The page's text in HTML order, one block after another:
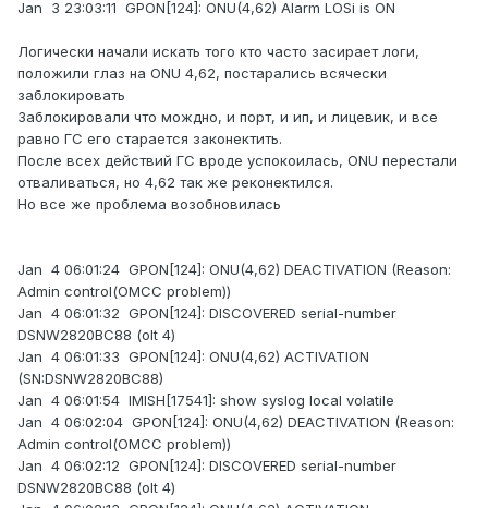
Jan 3 23:03:11 GPON[124]: ONU(4,62) Alarm LOSi is ON
Логически начали искать того кто часто засирает логи,
положили глаз на ONU 4,62, постарались всячески
заблокировать
Заблокировали что мождно, и порт, и ип, и лицевик, и все
равно ГС его старается законектить.
После всех действий ГС вроде успокоилась, ONU перестали
отваливаться, но 4,62 так же реконектился.
Но все же проблема возобновилась
Jan 4 06:01:24 GPON[124]: ONU(4,62) DEACTIVATION (Reason:
Admin control(OMCC problem))
Jan 4 06:01:32 GPON[124]: DISCOVERED serial-number
DSNW2820BC88 (olt 4)
Jan 4 06:01:33 GPON[124]: ONU(4,62) ACTIVATION
(SN:DSNW2820BC88)
Jan 4 06:01:54 IMISH[17541]: show syslog local volatile
Jan 4 06:02:04 GPON[124]: ONU(4,62) DEACTIVATION (Reason:
Admin control(OMCC problem))
Jan 4 06:02:12 GPON[124]: DISCOVERED serial-number
DSNW2820BC88 (olt 4)